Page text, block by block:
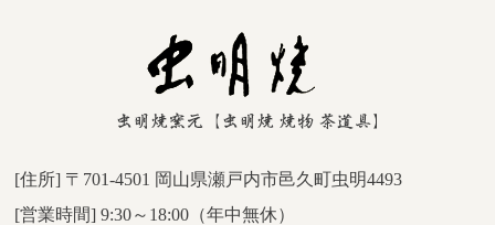
[住所] 〒701-4501 岡山県瀬戸内市邑久町虫明4493
[営業時間] 9:30～18:00（年中無休）